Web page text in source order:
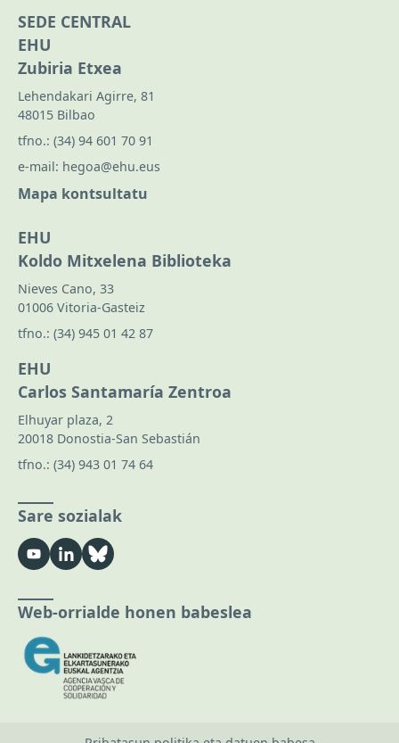
SEDE CENTRAL
EHU
Zubiria Etxea
Lehendakari Agirre, 81
48015 Bilbao
tfno.: (34) 94 601 70 91
e-mail: hegoa@ehu.eus
Mapa kontsultatu
EHU
Koldo Mitxelena Biblioteka
Nieves Cano, 33
01006 Vitoria-Gasteiz
tfno.: (34) 945 01 42 87
EHU
Carlos Santamaría Zentroa
Elhuyar plaza, 2
20018 Donostia-San Sebastián
tfno.: (34) 943 01 74 64
Sare sozialak
Web-orrialde honen babeslea